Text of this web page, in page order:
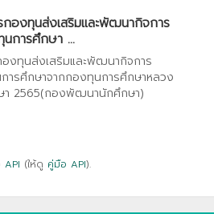
องทุนส่งเสริมและพัฒนากิจการ
นการศึกษา ...
งทุนส่งเสริมและพัฒนากิจการ
ารศึกษาจากกองทุนการศึกษาหลวง
า 2565(กองพัฒนานักศึกษา)
API (ให้ดู คู่มือ API).